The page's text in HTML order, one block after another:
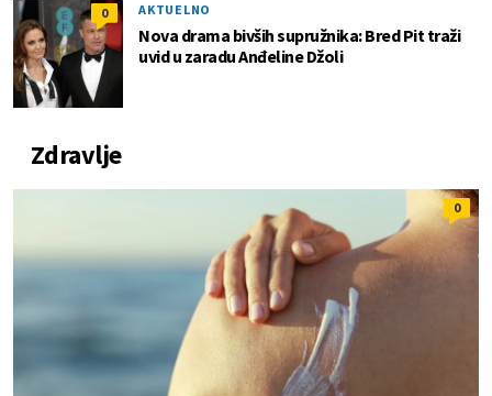
0 AKTUELNO
Nova drama bivših supružnika: Bred Pit traži
uvid u zaradu Anđeline Džoli
Zdravlje
0